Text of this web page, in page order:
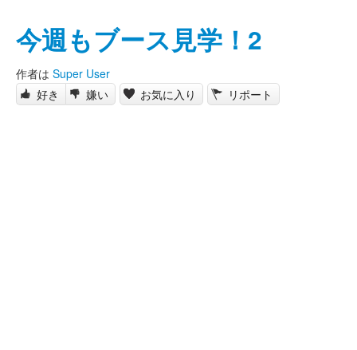
今週もブース見学！2
作者は Super User
好き
嫌い お気に入り リポート